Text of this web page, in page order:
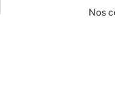
Nos